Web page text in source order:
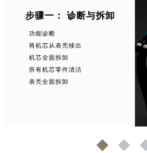
步骤一： 诊断与拆卸
功能诊断
将机芯从表壳移出
机芯全面拆卸
所有机芯零件清洁
表壳全面拆卸
1 2